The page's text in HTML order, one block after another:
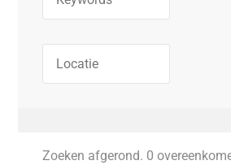
Zoeken afgerond. 0